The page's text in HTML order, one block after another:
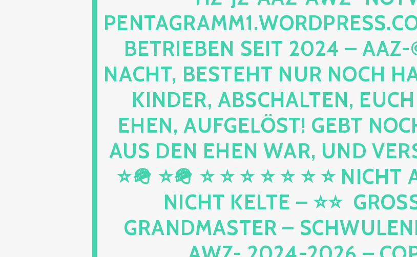
TAGRAMM1.WORDPRESS.COM
RIEBEN SEIT 2024 – AAZ-©
HT, BESTEHT NUR NOCH
DER, ABSCHALTEN, EUCH
N, AUFGELÖST! GEBT NOCH
DEN EHEN WAR, UND
⭐🪖 ⭐ ⭐ ⭐ ⭐ ⭐ ⭐ ⭐ NICHT
HT KELTE – ⭐⭐
DMASTER –